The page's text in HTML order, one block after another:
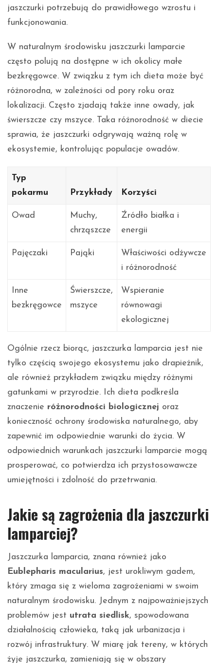
jaszczurki potrzebują do prawidłowego wzrostu i
funkcjonowania.
W naturalnym środowisku jaszczurki lamparcie
często polują na dostępne w ich okolicy małe
bezkręgowce. W związku z tym ich dieta może być
różnorodna, w zależności od pory roku oraz
lokalizacji. Często zjadają także inne owady, jak
świerszcze czy mszyce. Taka różnorodność w diecie
sprawia, że jaszczurki odgrywają ważną rolę w
ekosystemie, kontrolując populacje owadów.
Typ
pokarmu
Przykłady Korzyści
Owad
Muchy,
chrząszcze
Źródło białka i
energii
Pajęczaki Pająki
Właściwości odżywcze
i różnorodność
Inne
bezkręgowce
Świerszcze,
mszyce
Wspieranie
równowagi
ekologicznej
Ogólnie rzecz biorąc, jaszczurka lamparcia jest nie
tylko częścią swojego ekosystemu jako drapieżnik,
ale również przykładem związku między różnymi
gatunkami w przyrodzie. Ich dieta podkreśla
znaczenie różnorodności biologicznej oraz
konieczność ochrony środowiska naturalnego, aby
zapewnić im odpowiednie warunki do życia. W
odpowiednich warunkach jaszczurki lamparcie mogą
prosperować, co potwierdza ich przystosowawcze
umiejętności i zdolność do przetrwania.
Jakie są zagrożenia dla jaszczurki
lamparciej?
Jaszczurka lamparcia, znana również jako
Eublepharis macularius, jest urokliwym gadem,
który zmaga się z wieloma zagrożeniami w swoim
naturalnym środowisku. Jednym z najpoważniejszych
problemów jest utrata siedlisk, spowodowana
działalnością człowieka, taką jak urbanizacja i
rozwój infrastruktury. W miarę jak tereny, w których
żyje jaszczurka, zamieniają się w obszary